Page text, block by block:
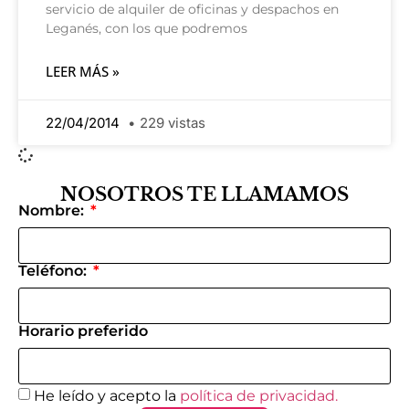
servicio de alquiler de oficinas y despachos en
Leganés, con los que podremos
LEER MÁS »
22/04/2014 229 vistas
NOSOTROS TE LLAMAMOS
Nombre:
Teléfono:
Horario preferido
He leído y acepto la política de privacidad.